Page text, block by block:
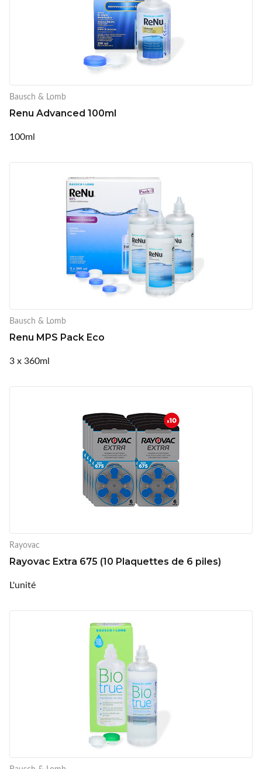
Bausch & Lomb
Renu Advanced 100ml
100ml
Bausch & Lomb
Renu MPS Pack Eco
3 x 360ml
Rayovac
Rayovac Extra 675 (10 Plaquettes de 6 piles)
L'unité